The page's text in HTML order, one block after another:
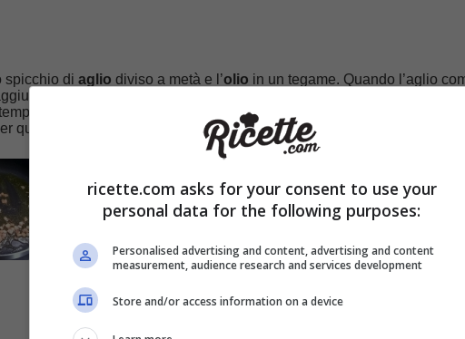
spicchio diaglio diviso a metà e l’olio in un tegame. Quando l’aglio
i ritagli dei totani tagliati a pezzetti e fateli dorare per qualche
tritate le
acciughe
qualche minuto.
ricette.com asks for your consent to use your
personal data for the following purposes:
Personalised advertising and content, advertising and content
measurement, audience research and services development
Store and/or access information on a device